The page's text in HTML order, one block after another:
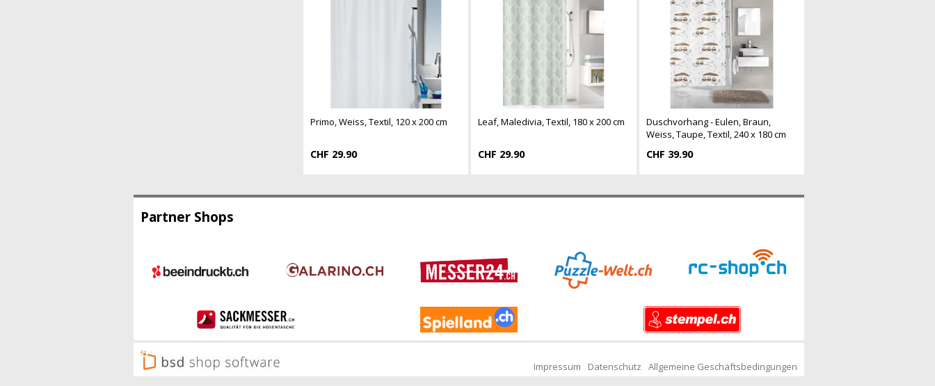
Primo, Weiss, Textil, 120 x 200 cm
CHF 29.90
Leaf, Maledivia, Textil, 180 x 200 cm
CHF 29.90
Duschvorhang - Eulen, Braun,
Weiss, Taupe, Textil, 240 x 180 cm
CHF 39.90
Partner Shops
Impressum Datenschutz
Allgemeine Geschäftsbedingungen